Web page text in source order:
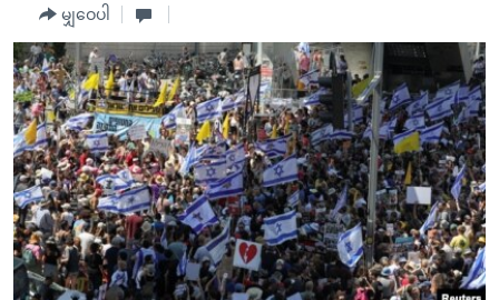
ကျော်
ကြည့်
ရန်
ပင်မ
အ
ညွန်း
စာမျက်နှာ
သို့
ကျော်
ကြည့်
အမေရိကန်သုံးအီဒီယံ
မကြေးမုံရဲ့ အင်္ဂလိပ်စာ
ရုပ်ရှင်ထဲက အင်္ဂလိပ်စာ
သုတပဒေသာ အင်္ဂလိပ်စာ
အပတ်စဉ်ကဏ္ဍများ
ရေဒီယို
တီဗွီ
ရေဒီယိုနှင့်ရုပ်သံ အချက်အလက်များ
ရေဒီယို/တီဗွီအစီအစဉ်
Learning English
ဗွီအိုအေ လူမှုကွန်ယက်များ
မျှဝေပါ